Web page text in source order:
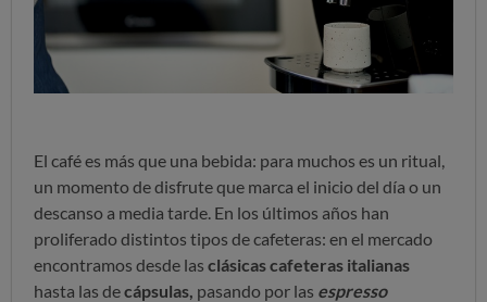
El café es más que una bebida: para muchos es un ritual,
un momento de disfrute que marca el inicio del día o un
descanso a media tarde. En los últimos años han
proliferado distintos tipos de cafeteras: en el mercado
encontramos desde las clásicas cafeteras italianas
hasta las decápsulas, pasando por las espresso